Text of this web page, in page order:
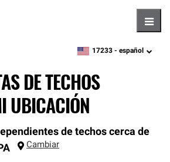
zipcode,language
17233 - español
DE TECHOS
UBICACIÓN
de techos cerca de
Cambiar